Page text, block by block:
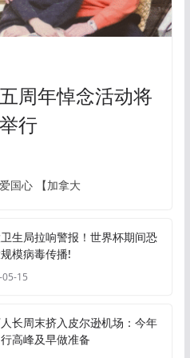
周年悼念活动将
行
国心 【加拿大
生局拉响警报！世界杯期间恐
模病毒传播!
15
长周末挤入皮尔逊机场：今年
高峰及早做准备